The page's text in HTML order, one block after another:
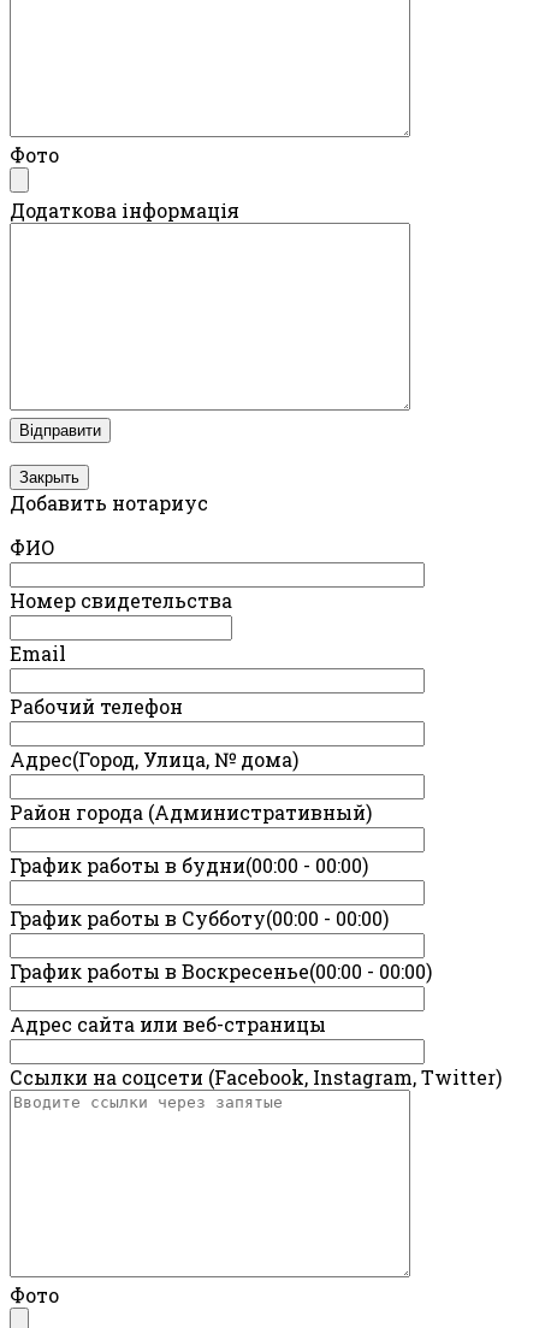
Фото
Додаткова інформація
Закрыть
Добавить нотариус
ФИО
Номер свидетельства
Email
Рабочий телефон
Адрес(Город, Улица, № дома)
Район города (Административный)
График работы в будни(00:00 - 00:00)
График работы в Субботу(00:00 - 00:00)
График работы в Воскресенье(00:00 - 00:00)
Адрес сайта или веб-страницы
Ссылки на соцсети (Facebook, Instagram, Twitter)
Фото